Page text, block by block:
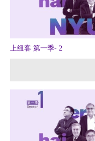
上纽客 第一季- 2